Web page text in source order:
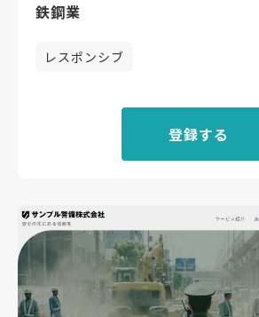
鉄鋼業
レスポンシブ
登録する